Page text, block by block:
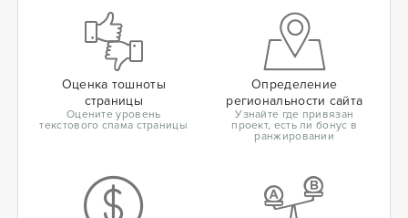
Оценка тошноты
страницы
Оцените уровень
текстового спама страницы
Определение
региональности сайта
Узнайте где привязан
проект, есть ли бонус в
ранжировании